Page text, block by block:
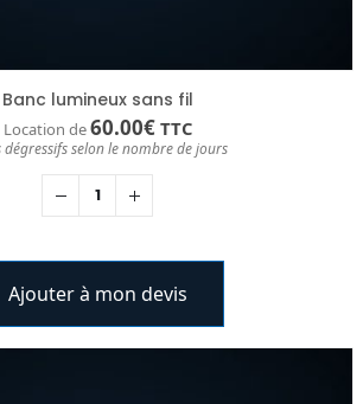
Banc lumineux sans fil
Location de60.00€ TTC
dégressifs selon le nombre de jours
Ajouter à mon devis